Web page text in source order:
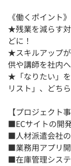
《働くポイント》
★残業を減らす
どに！
★スキルアップ
供や講師を社内
★「なりたい」
リスト」、どち
【プロジェクト事
■ECサイトの開
■人材派遣会社
■業務用アプリ
■在庫管理シス